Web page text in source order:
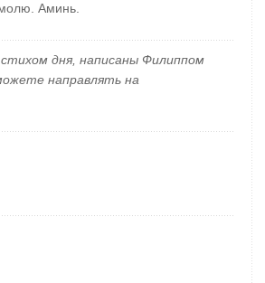
Аминь.
дня, написаны Филиппом
направлять на